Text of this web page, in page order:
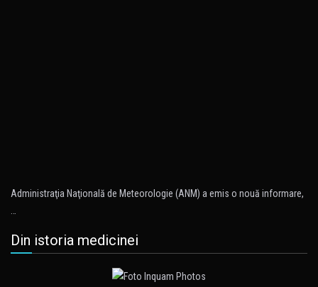
Administraţia Naţională de Meteorologie (ANM) a emis o nouă informare,
Din istoria medicinei